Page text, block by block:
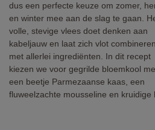
dus een perfecte keuze om zomer,
en winter mee aan de slag te gaan.
volle, stevige vlees doet denken aan
kabeljauw en laat zich vlot combineren
met allerlei ingrediënten. In dit recept
kiezen we voor gegrilde bloemkool
een beetje Parmezaanse kaas, een
fluweelzachte mousseline en